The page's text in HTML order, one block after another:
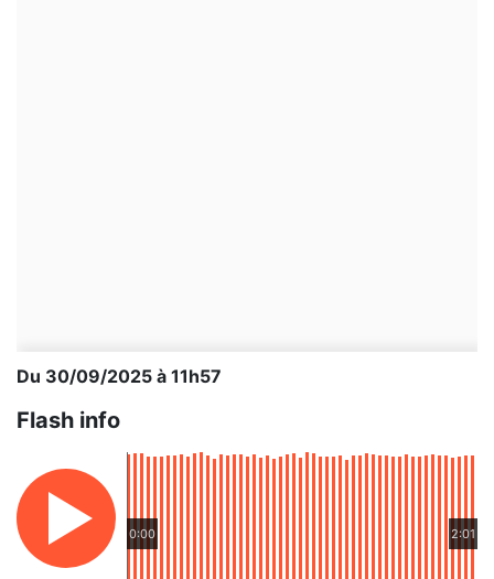
Du 30/09/2025 à 11h57
Flash info
0:00 2:01